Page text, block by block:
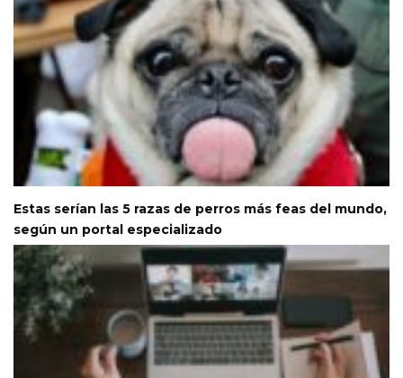
Estas serían las 5 razas de perros más feas del mundo,
según un portal especializado